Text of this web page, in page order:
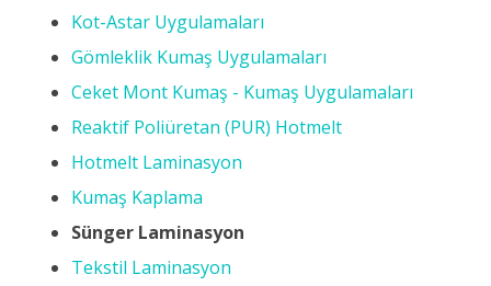
Kot-Astar Uygulamaları
Gömleklik Kumaş Uygulamaları
Ceket Mont Kumaş - Kumaş Uygulamaları
Reaktif Poliüretan (PUR) Hotmelt
Hotmelt Laminasyon
Kumaş Kaplama
Sünger Laminasyon
Tekstil Laminasyon